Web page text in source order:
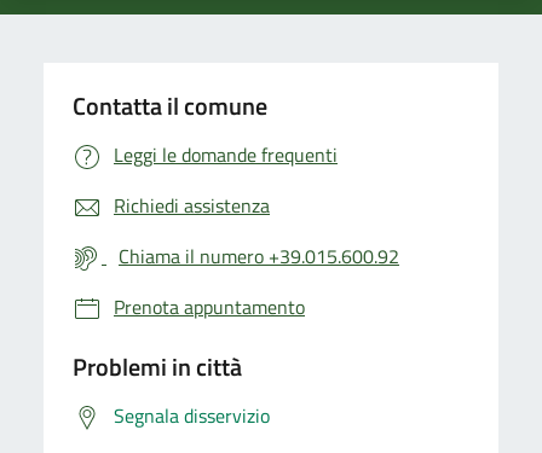
Contatta il comune
Leggi le domande frequenti
Richiedi assistenza
Chiama il numero +39.015.600.92
Prenota appuntamento
Problemi in città
Segnala disservizio